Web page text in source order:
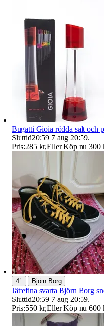
Bugatti Gioia rödda salt och
Sluttid20:59 7 aug 20:59.
Pris:285 kr,Eller Köp nu 300
41 | Björn Borg
Jättefina svarta Björn Borg
Sluttid20:59 7 aug 20:59.
Pris:550 kr,Eller Köp nu 600